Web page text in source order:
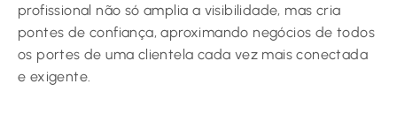
profissional não só amplia a visibilidade, mas cria
pontes de confiança, aproximando negócios de todos
os portes de uma clientela cada vez mais conectada
e exigente.